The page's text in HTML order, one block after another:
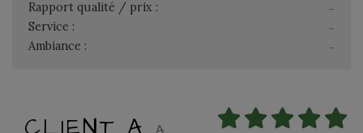
-
Rapport qualité / prix :
-
Service :
-
Ambiance :